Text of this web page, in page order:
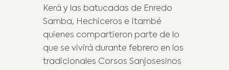
Kerá y las batucadas de Enredo
Samba, Hechiceros e Itambé
quienes compartieron parte de lo
que se vivirá durante febrero en los
tradicionales Corsos Sanjosesinos